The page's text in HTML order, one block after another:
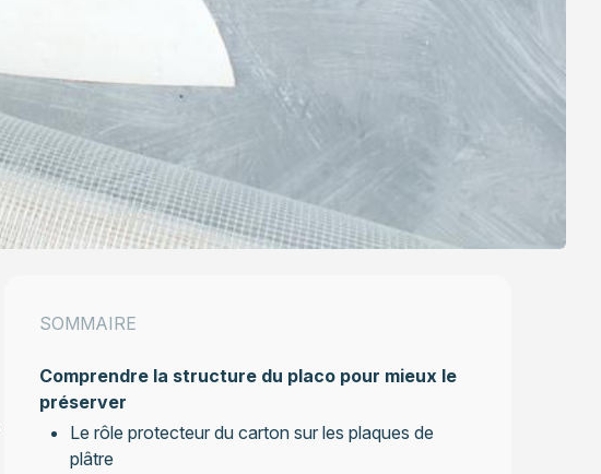
SOMMAIRE
Comprendre la structure du placo pour mieux le
préserver
Le rôle protecteur du carton sur les plaques de
plâtre